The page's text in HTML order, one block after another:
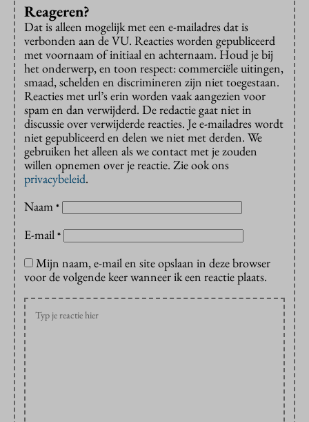
Reageren?
Dat is alleen mogelijk met een e-mailadres dat is
verbonden aan de VU. Reacties worden gepubliceerd
met voornaam of initiaal en achternaam. Houd je bij
het onderwerp, en toon respect: commerciële uitingen,
smaad, schelden en discrimineren zijn niet toegestaan.
Reacties met url’s erin worden vaak aangezien voor
spam en dan verwijderd. De redactie gaat niet in
discussie over verwijderde reacties. Je e-mailadres wordt
niet gepubliceerd en delen we niet met derden. We
gebruiken het alleen als we contact met je zouden
willen opnemen over je reactie. Zie ook ons
privacybeleid.
Naam *
E-mail *
Mijn naam, e-mail en site opslaan in deze browser
voor de volgende keer wanneer ik een reactie plaats.